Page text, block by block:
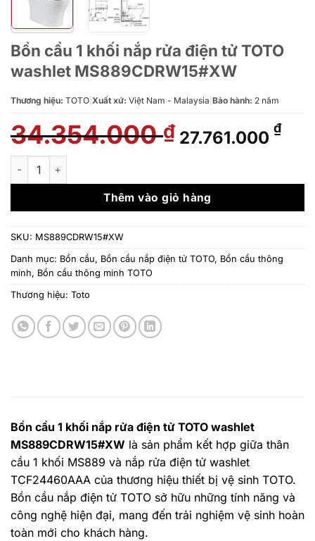
Bồn cầu 1 khối nắp rửa điện tử TOTO
washlet MS889CDRW15#XW
Thương hiệu: TOTO Xuất xứ: Việt Nam - Malaysia Bảo hành: 2 năm
34.354.000₫ Giá
gốc
34.354.000 ₫.
27.761.000 ₫Giá
là:
Bồn cầu 1 khối nắp rửa điện tử TOTO washlet
Thêm vào giỏ hàng
SKU: MS889CDRW15#XW
Danh mục: Bồn cầu, Bồn cầu nắp điện tử TOTO, Bồn cầu thông
minh, Bồn cầu thông minh TOTO
Thương hiệu: Toto
Bồn cầu 1 khối nắp rửa điện tử TOTO washlet
MS889CDRW15#XW là sản phẩm kết hợp giữa thân
cầu 1 khối MS889 và nắp rửa điện tử washlet
TCF24460AAA của thương hiệu thiết bị vệ sinh TOTO.
Bồn cầu nắp điện tử TOTO sở hữu những tính năng và
công nghệ hiện đại, mang đến trải nghiệm vệ sinh hoàn
toàn mới cho khách hàng.